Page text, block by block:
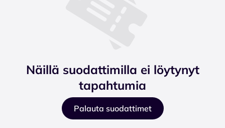
Näillä suodattimilla ei löytynyt
tapahtumia
Palauta suodattimet